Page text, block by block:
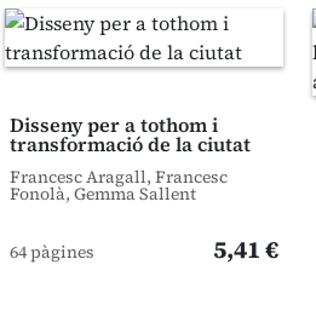
Disseny per a tothom i
transformació de la ciutat
Francesc Aragall, Francesc
Fonolà, Gemma Sallent
64 pàgines 5,41 €